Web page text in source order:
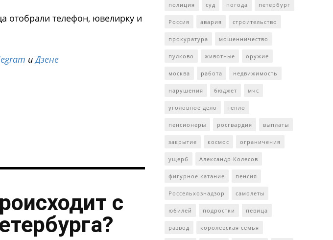
отобрали телефон, ювелирку и
иДзене
с
полиция суд погода петербург
Россия авария строительство
прокуратура мошенничество
пулково животные оружие
москва работа недвижимость
нарушения бюджет мчс
уголовное дело тепло
пенсионеры росгвардия выплаты
закрытие космос ограничения
ущерб Александр Колесов
фигурное катание пенсия
Россельхознадзор самолеты
юбилей подростки певица
развод королевская семья